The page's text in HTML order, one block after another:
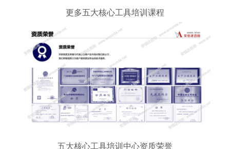
更多五大核心工具培训课程
五大核心工具培训中心资质荣誉